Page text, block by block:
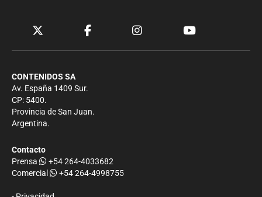
CONTENIDOS SA
Av. España 1409 Sur.
CP: 5400.
Provincia de San Juan.
Argentina.
Contacto
Prensa
+54 264-4033682
Comercial
+54 264-4998755